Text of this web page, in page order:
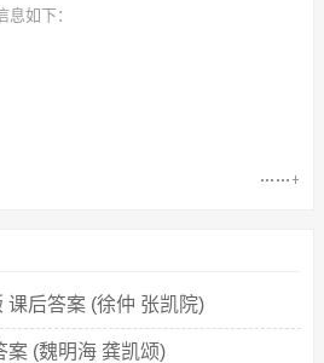
息如下：
课后答案 (徐仲 张凯院)
案 (魏明海 龚凯颂)